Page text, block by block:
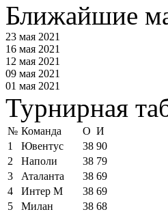
Ближайшие
23 мая 2021
16 мая 2021
12 мая 2021
09 мая 2021
01 мая 2021
Турнирная
№ Команда О И
1
Ювентус 38 90
2
Наполи 38 79
3
Аталанта 38 69
4
Интер М 38 69
5
Милан 38 68